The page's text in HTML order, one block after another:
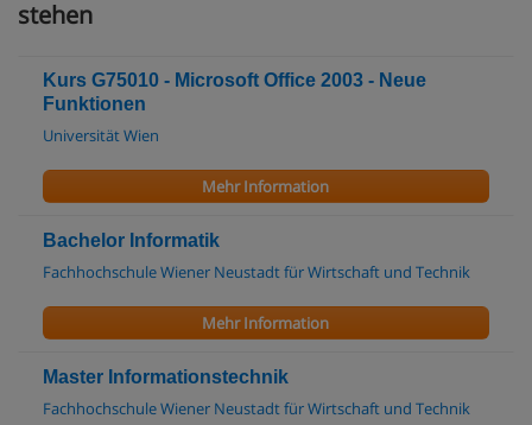
stehen
Kurs G75010 - Microsoft Office 2003 - Neue
Funktionen
Universität Wien
Mehr Information
Bachelor Informatik
Fachhochschule Wiener Neustadt für Wirtschaft und Technik
Mehr Information
Master Informationstechnik
Fachhochschule Wiener Neustadt für Wirtschaft und Technik